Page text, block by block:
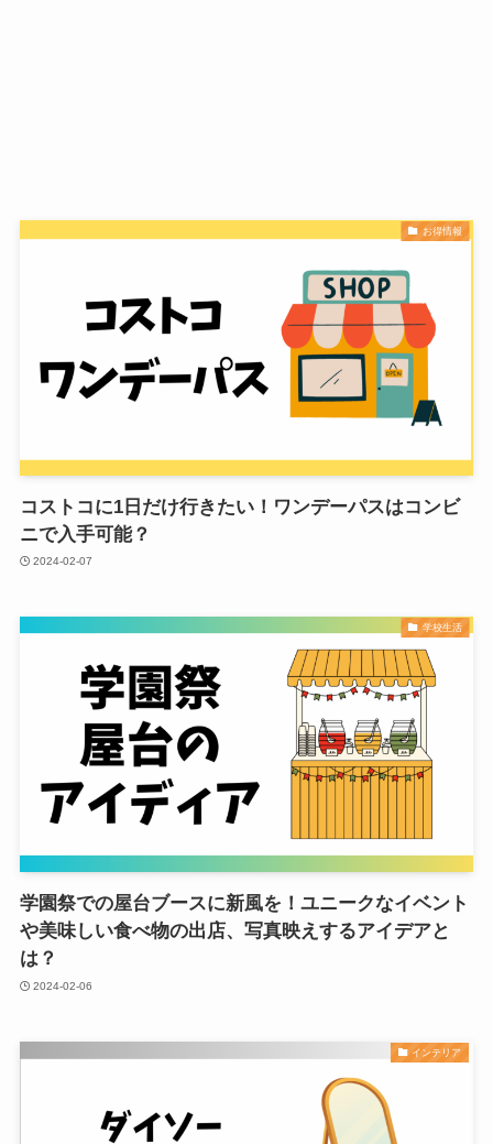
お得情報
コストコに1日だけ行きたい！ワンデーパスはコンビ
ニで入手可能？
2024-02-07
学校生活
学園祭での屋台ブースに新風を！ユニークなイベント
や美味しい食べ物の出店、写真映えするアイデアと
は？
2024-02-06
インテリア